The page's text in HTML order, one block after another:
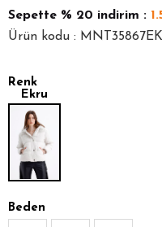
Sepette % 20 indirim :
Ürün kodu :
Renk
Ekru
Beden